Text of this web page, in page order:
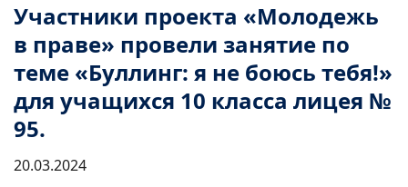
Участники проекта «Молодежь
в праве» провели занятие по
теме «Буллинг: я не боюсь тебя!»
для учащихся 10 класса лицея №
95.
20.03.2024